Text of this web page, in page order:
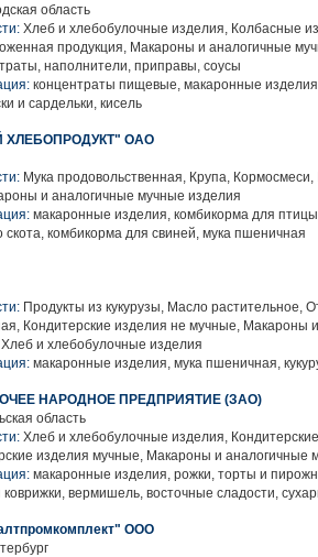
область
Хлеб и хлебобулочные изделия, Колбасные
продукция, Макароны и аналогичные
наполнители, приправы, соусы
концентраты пищевые, макаронные
и сардельки, кисель
ОАО
Мука продовольственная, Крупа,
и аналогичные мучные изделия
макаронные изделия, комбикорма для
скота, комбикорма для свиней, мука пшеничная
Продукты из кукурузы, Масло растительное,
Кондитерские изделия не мучные, Макароны
и хлебобулочные изделия
макаронные изделия, мука пшеничная,
НАРОДНОЕ ПРЕДПРИЯТИЕ (ЗАО)
область
Хлеб и хлебобулочные изделия,
изделия мучные, Макароны и аналогичные
макаронные изделия, рожки, торты и
вермишель, восточные сладости,
ООО